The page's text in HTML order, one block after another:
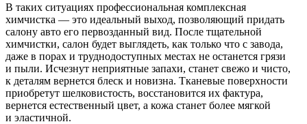
В таких ситуациях профессиональная комплексная
химчистка — это идеальный выход, позволяющий придать
салону авто его первозданный вид. После тщательной
химчистки, салон будет выглядеть, как только что с завода,
даже в порах и труднодоступных местах не останется грязи
и пыли. Исчезнут неприятные запахи, станет свежо и чисто,
к деталям вернется блеск и новизна. Тканевые поверхности
приобретут шелковистость, восстановится их фактура,
вернется естественный цвет, а кожа станет более мягкой
и эластичной.